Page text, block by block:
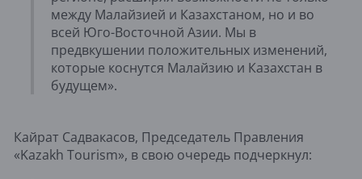
между Малайзией и Казахстаном, но и во
всей Юго-Восточной Азии. Мы в
предвкушении положительных изменений,
которые коснутся Малайзию и Казахстан в
будущем».
Кайрат Садвакасов, Председатель Правления
«Kazakh Tourism», в свою очередь подчеркнул: